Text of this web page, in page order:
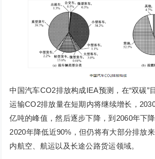
中国汽车CO2排放构成IEA预测，在“双碳”
运输CO2排放量在短期内将继续增长，
亿吨的峰值，然后逐步下降，到2060年下
2020年降低近90%，但仍将有大部分排放
内航空、航运以及长途公路货运领域。